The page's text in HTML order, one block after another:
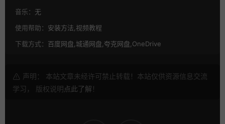
音乐： 无
使用帮助： 安装方法,视频教程
下载方式： 百度网盘,城通网盘,夸克网盘,OneDrive
声明： 本站文章未经许可禁止转载！本站仅供资源信息交流
学习， 版权说明点此了解 ！